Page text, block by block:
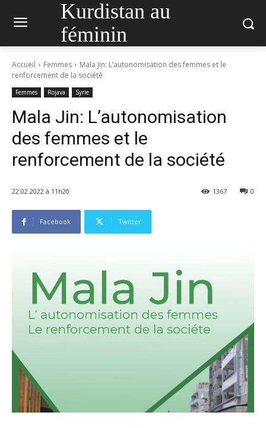
Kurdistan au
féminin
Accueil Femmes
Mala Jin: L’autonomisation des femmes et le
renforcement de la société
Femmes Rojava Syrie
Mala Jin: L’autonomisation
des femmes et le
renforcement de la société
22.02.2022 à 11h20 0
1367
Facebook Twitter